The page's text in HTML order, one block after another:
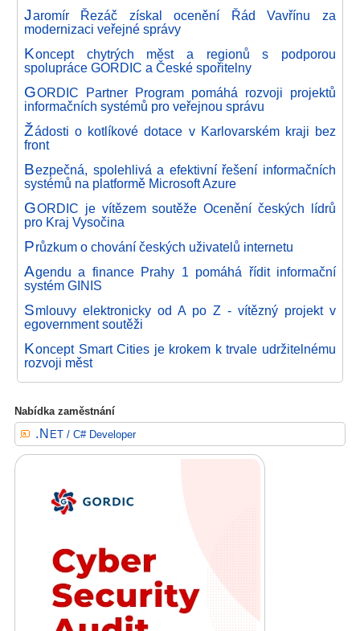
Jaromír Řezáč získal ocenění Řád Vavřínu za
modernizaci veřejné správy
Koncept chytrých měst a regionů s podporou
spolupráce GORDIC a České spořitelny
GORDIC Partner Program pomáhá rozvoji projektů
informačních systémů pro veřejnou správu
Žádosti o kotlíkové dotace v Karlovarském kraji bez
front
Bezpečná, spolehlivá a efektivní řešení informačních
systémů na platformě Microsoft Azure
GORDIC je vítězem soutěže Ocenění českých lídrů
pro Kraj Vysočina
Průzkum o chování českých uživatelů internetu
Agendu a finance Prahy 1 pomáhá řídit informační
systém GINIS
Smlouvy elektronicky od A po Z - vítězný projekt v
egovernment soutěži
Koncept Smart Cities je krokem k trvale udržitelnému
rozvoji měst
Nabídka zaměstnání
.NET / C# Developer